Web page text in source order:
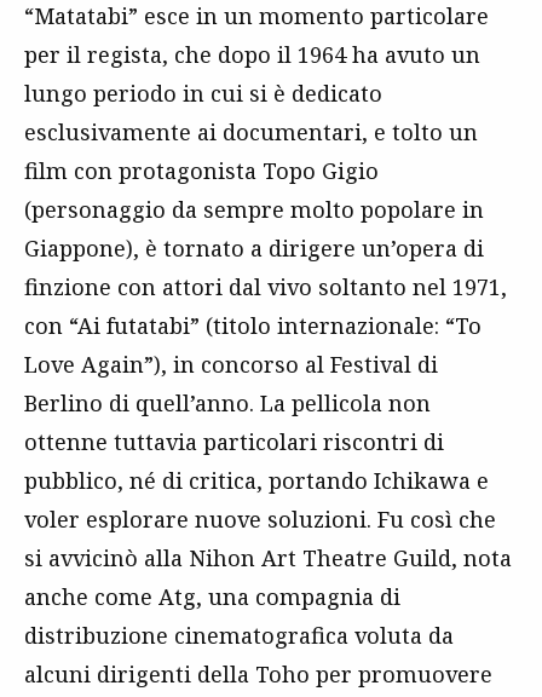
“Matatabi” esce in un momento particolare
per il regista, che dopo il 1964 ha avuto un
lungo periodo in cui si è dedicato
esclusivamente ai documentari, e tolto un
film con protagonista Topo Gigio
(personaggio da sempre molto popolare in
Giappone), è tornato a dirigere un’opera di
finzione con attori dal vivo soltanto nel 1971,
con “Ai futatabi” (titolo internazionale: “To
Love Again”), in concorso al Festival di
Berlino di quell’anno. La pellicola non
ottenne tuttavia particolari riscontri di
pubblico, né di critica, portando Ichikawa e
voler esplorare nuove soluzioni. Fu così che
si avvicinò alla Nihon Art Theatre Guild, nota
anche come Atg, una compagnia di
distribuzione cinematografica voluta da
alcuni dirigenti della Toho per promuovere